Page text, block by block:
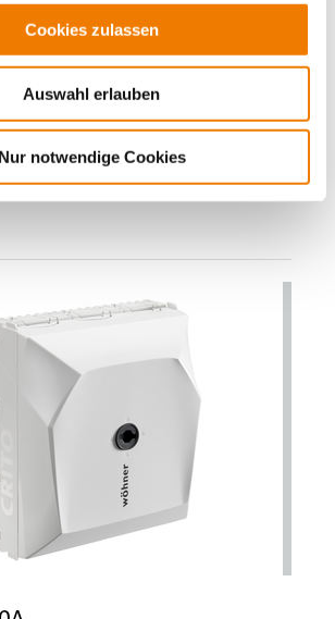
Cookies zulassen
Auswahl erlauben
Nur notwendige Cookies
plate, 3-pole
bottom